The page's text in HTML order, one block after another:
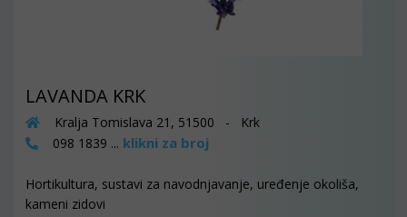
LAVANDA KRK
Kralja Tomislava 21, 51500 - Krk
098 1839 ... klikni za broj
Hortikultura, sustavi za navodnjavanje, uređenje okoliša,
kameni zidovi